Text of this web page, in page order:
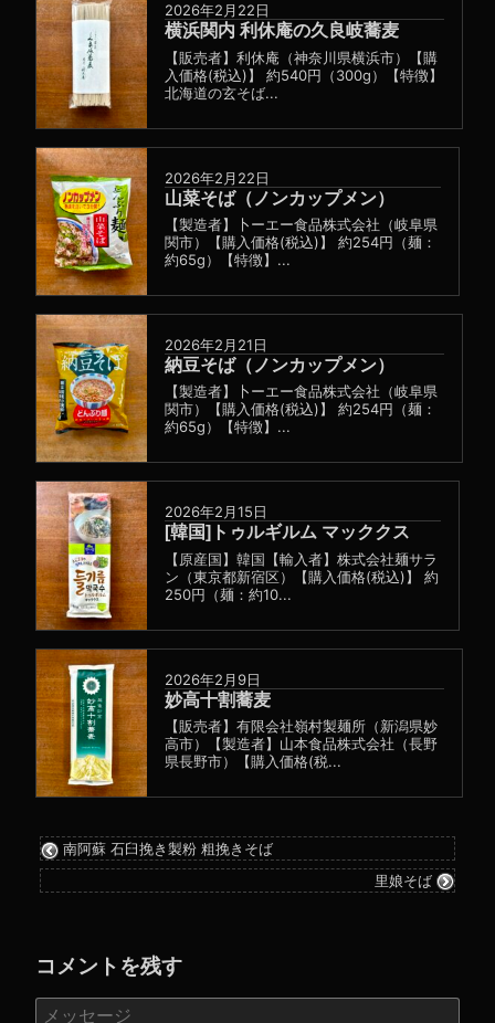
2026年2月22日
横浜関内 利休庵の久良岐蕎麦
【販売者】利休庵（神奈川県横浜市）【購
入価格(税込)】 約540円（300g）【特徴】
北海道の玄そば...
2026年2月22日
山菜そば（ノンカップメン）
【製造者】卜ーエー食品株式会社（岐阜県
関市）【購入価格(税込)】 約254円（麺：
約65g）【特徴】...
2026年2月21日
納豆そば（ノンカップメン）
【製造者】卜ーエー食品株式会社（岐阜県
関市）【購入価格(税込)】 約254円（麺：
約65g）【特徴】...
2026年2月15日
[韓国]トゥルギルム マッククス
【原産国】韓国【輸入者】株式会社麺サラ
ン（東京都新宿区）【購入価格(税込)】 約
250円（麺：約10...
2026年2月9日
妙高十割蕎麦
【販売者】有限会社嶺村製麺所（新潟県妙
高市）【製造者】山本食品株式会社（長野
県長野市）【購入価格(税...
南阿蘇 石臼挽き製粉 粗挽きそば
里娘そば
コメントを残す